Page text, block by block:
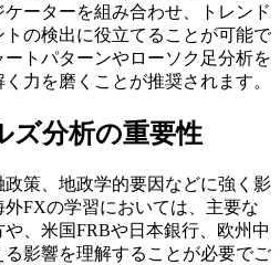
ーターを組み合わせ、トレンド
の検出に役立てることが可能で
トパターンやローソク足分析を
力を磨くことが推奨されます。
ズ分析の重要性
策、地政学的要因などに強く影
FXの学習においては、主要な
、米国FRBや日本銀行、欧州中
影響を理解することが必要でご